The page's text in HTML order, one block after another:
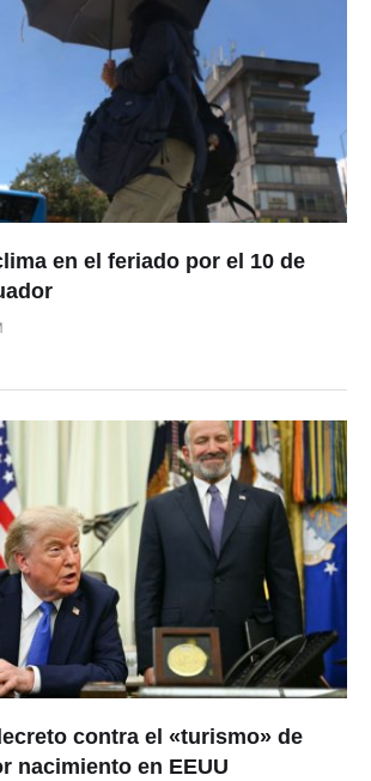
en el feriado por el 10 de
contra el «turismo» de
nacimiento en EEUU